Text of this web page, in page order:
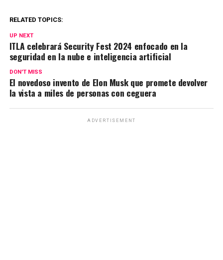
RELATED TOPICS:
UP NEXT
ITLA celebrará Security Fest 2024 enfocado en la
seguridad en la nube e inteligencia artificial
DON'T MISS
El novedoso invento de Elon Musk que promete devolver
la vista a miles de personas con ceguera
ADVERTISEMENT